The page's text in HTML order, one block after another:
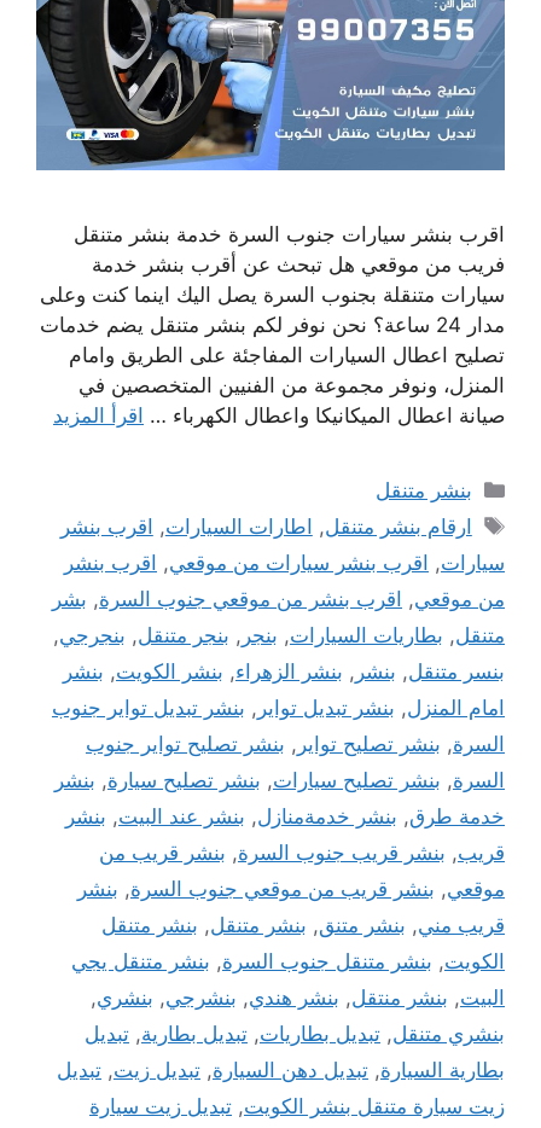
اقرب بنشر سيارات جنوب السرة خدمة بنشر متنقل
فريب من موقعي هل تبحث عن أقرب بنشر خدمة
سيارات متنقلة بجنوب السرة يصل اليك اينما كنت وعلى
مدار 24 ساعة؟ نحن نوفر لكم بنشر متنقل يضم خدمات
تصليح اعطال السيارات المفاجئة على الطريق وامام
المنزل، ونوفر مجموعة من الفنيين المتخصصين في
صيانة اعطال الميكانيكا واعطال الكهرباء … اقرأ المزيد
التصنيفات
بنشر متنقل
الوسوم
ارقام بنشر متنقل, اطارات السيارات, اقرب بنشر
سيارات, اقرب بنشر سيارات من موقعي, اقرب بنشر
من موقعي, اقرب بنشر من موقعي جنوب السرة, بشر
متنقل, بطاريات السيارات, بنجر , بنجر متنقل, بنجرجي,
بنسر متنقل, بنشر , بنشر الزهراء, بنشر الكويت, بنشر
امام المنزل, بنشر تبديل تواير , بنشر تبديل تواير جنوب
السرة, بنشر تصليح تواير , بنشر تصليح تواير جنوب
السرة, بنشر تصليح سيارات, بنشر تصليح سيارة, بنشر
خدمة طرق, بنشر خدمةمنازل, بنشر عند البيت, بنشر
قريب, بنشر قريب جنوب السرة, بنشر قريب من
موقعي, بنشر قريب من موقعي جنوب السرة, بنشر
قريب مني, بنشر متنق, بنشر متنقل, بنشر متنقل
الكويت, بنشر متنقل جنوب السرة, بنشر متنقل يجي
البيت, بنشر منتقل, بنشر هندي, بنشرجي, بنشري,
بنشري متنقل, تبديل بطاريات, تبديل بطارية, تبديل
بطارية السيارة, تبديل دهن السيارة, تبديل زيت, تبديل
زيت سيارة متنقل بنشر الكويت, تبديل زيت سيارة